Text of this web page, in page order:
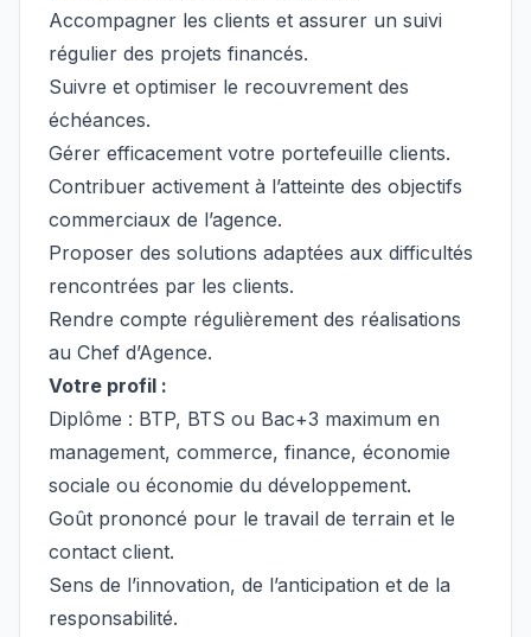
Accompagner les clients et assurer un suivi
régulier des projets financés.
Suivre et optimiser le recouvrement des
échéances.
Gérer efficacement votre portefeuille clients.
Contribuer activement à l’atteinte des objectifs
commerciaux de l’agence.
Proposer des solutions adaptées aux difficultés
rencontrées par les clients.
Rendre compte régulièrement des réalisations
au Chef d’Agence.
Votre profil :
Diplôme : BTP, BTS ou Bac+3 maximum en
management, commerce, finance, économie
sociale ou économie du développement.
Goût prononcé pour le travail de terrain et le
contact client.
Sens de l’innovation, de l’anticipation et de la
responsabilité.